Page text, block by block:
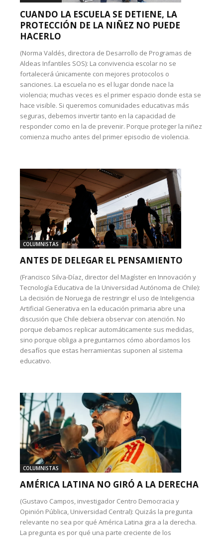
CUANDO LA ESCUELA SE DETIENE, LA
PROTECCIÓN DE LA NIÑEZ NO PUEDE
HACERLO
(Norma Valdés, directora de Desarrollo de Programas de
Aldeas Infantiles SOS): La convivencia escolar no se
fortalecerá únicamente con mejores protocolos o
sanciones. La escuela no es el lugar donde nace la
violencia; muchas veces es el primer espacio donde esta se
hace visible. Si queremos comunidades educativas más
seguras, debemos invertir tanto en la capacidad de
responder como en la de prevenir. Porque proteger la niñez
comienza mucho antes del primer episodio de violencia.
COLUMNISTAS
ANTES DE DELEGAR EL PENSAMIENTO
(Francisco Silva-Díaz, director del Magíster en Innovación y
Tecnología Educativa de la Universidad Autónoma de Chile):
La decisión de Noruega de restringir el uso de Inteligencia
Artificial Generativa en la educación primaria abre una
discusión que Chile debiera observar con atención. No
porque debamos replicar automáticamente sus medidas,
sino porque obliga a preguntarnos cómo abordamos los
desafíos que estas herramientas suponen al sistema
educativo.
COLUMNISTAS
AMÉRICA LATINA NO GIRÓ A LA DERECHA
(Gustavo Campos, investigador Centro Democracia y
Opinión Pública, Universidad Central): Quizás la pregunta
relevante no sea por qué América Latina gira a la derecha.
La pregunta es por qué una parte creciente de los